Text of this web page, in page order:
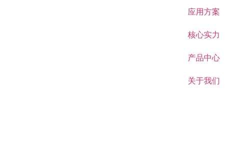
应用方案
核心实力
产品中心
关于我们